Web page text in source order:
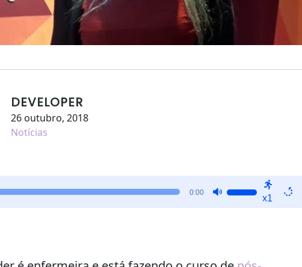
DEVELOPER
26 outubro, 2018
Notícias
0:00
x1